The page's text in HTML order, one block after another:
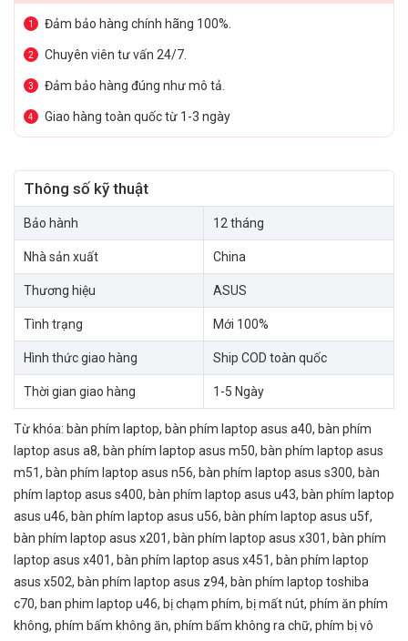
1 Đảm bảo hàng chính hãng 100%.
2 Chuyên viên tư vấn 24/7.
3 Đảm bảo hàng đúng như mô tả.
4 Giao hàng toàn quốc từ 1-3 ngày
Thông số kỹ thuật
Bảo hành 12 tháng
Nhà sản xuất China
Thương hiệu ASUS
Tình trạng Mới 100%
Hình thức giao hàng Ship COD toàn quốc
Thời gian giao hàng 1-5 Ngày
Từ khóa: bàn phím laptop, bàn phím laptop asus a40, bàn phím
laptop asus a8, bàn phím laptop asus m50, bàn phím laptop asus
m51, bàn phím laptop asus n56, bàn phím laptop asus s300, bàn
phím laptop asus s400, bàn phím laptop asus u43, bàn phím laptop
asus u46, bàn phím laptop asus u56, bàn phím laptop asus u5f,
bàn phím laptop asus x201, bàn phím laptop asus x301, bàn phím
laptop asus x401, bàn phím laptop asus x451, bàn phím laptop
asus x502, bàn phím laptop asus z94, bàn phím laptop toshiba
c70, ban phim laptop u46, bị chạm phím, bị mất nút, phím ăn phím
không, phím bấm không ăn, phím bấm không ra chữ, phím bị vô